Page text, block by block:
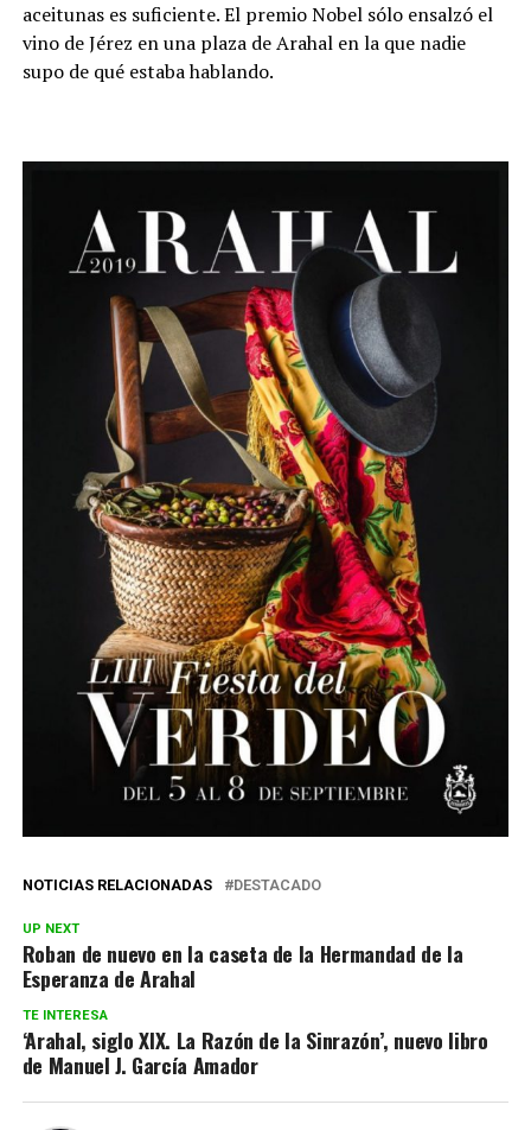
aceitunas es suficiente. El premio Nobel sólo ensalzó el
vino de Jérez en una plaza de Arahal en la que nadie
supo de qué estaba hablando.
NOTICIAS RELACIONADAS DESTACADO
UP NEXT
Roban de nuevo en la caseta de la Hermandad de la
Esperanza de Arahal
TE INTERESA
‘Arahal, siglo XIX. La Razón de la Sinrazón’, nuevo libro
de Manuel J. García Amador